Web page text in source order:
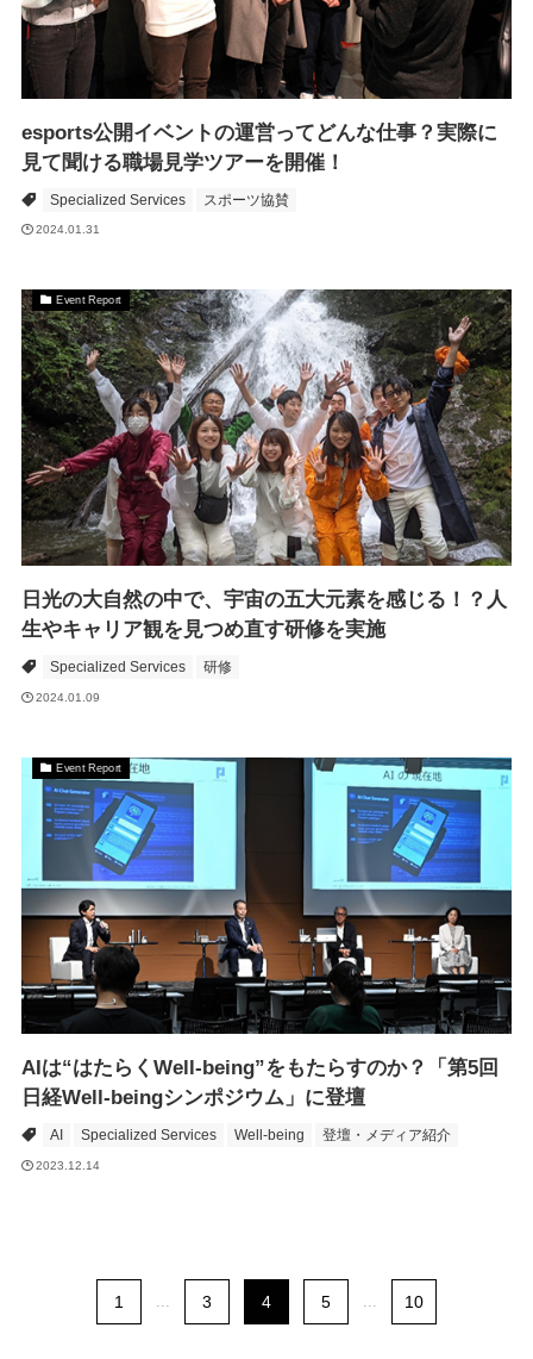
esports公開イベントの運営ってどんな仕事？実際に
見て聞ける職場見学ツアーを開催！
Specialized Services スポーツ協賛
2024.01.31
Event Report
日光の大自然の中で、宇宙の五大元素を感じる！？人
生やキャリア観を見つめ直す研修を実施
Specialized Services 研修
2024.01.09
Event Report
AIは“はたらくWell-being”をもたらすのか？「第5回
日経Well-beingシンポジウム」に登壇
AI Specialized Services Well-being 登壇・メディア紹介
2023.12.14
1 ... 3 4 5 ... 10